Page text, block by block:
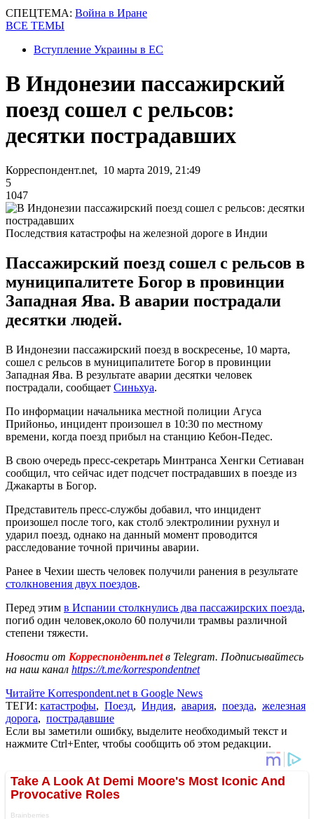
СПЕЦТЕМА: Война в Иране
ВСЕ ТЕМЫ
Вступление Украины в ЕС
В Индонезии пассажирский
поезд сошел с рельсов:
десятки пострадавших
Корреспондент.net, 10 марта 2019, 21:49
5
1047
Последствия катастрофы на железной дороге в Индии
Пассажирский поезд сошел с рельсов в
муниципалитете Богор в провинции
Западная Ява. В аварии пострадали
десятки людей.
В Индонезии пассажирский поезд в воскресенье, 10 марта,
сошел с рельсов в муниципалитете Богор в провинции
Западная Ява. В результате аварии десятки человек
пострадали, сообщает Синьхуа.
По информации начальника местной полиции Агуса
Прийоньо, инцидент произошел в 10:30 по местному
времени, когда поезд прибыл на станцию ​​Кебон-Педес.
В свою очередь пресс-секретарь Минтранса Хенгки Сетиаван
сообщил, что сейчас идет подсчет пострадавших в поезде из
Джакарты в Богор.
Представитель пресс-службы добавил, что инцидент
произошел после того, как столб электролинии рухнул и
ударил поезд, однако на данный момент проводится
расследование точной причины аварии.
Ранее в Чехии шесть человек получили ранения в результате
столкновения двух поездов.
Перед этим в Испании столкнулись два пассажирских поезда,
погиб один человек,около 60 получили трамвы различной
степени тяжести.
Новости от Корреспондент.netв Telegram. Подписывайтесь
на наш канал https://t.me/korrespondentnet
Читайте Korrespondent.net в Google News
ТЕГИ: катастрофы, Поезд, Индия, авария, поезда, железная
дорога, пострадавшие
Если вы заметили ошибку, выделите необходимый текст и
нажмите Ctrl+Enter, чтобы сообщить об этом редакции.